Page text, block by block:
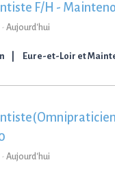
F/H -
- Aujourd'hui
Eure-et-Loir et
- Aujourd'hui